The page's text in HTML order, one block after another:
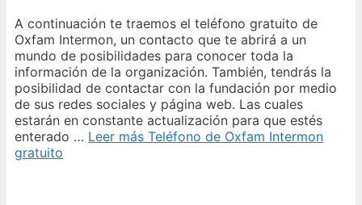
A continuación te traemos el teléfono gratuito de
Oxfam Intermon, un contacto que te abrirá a un
mundo de posibilidades para conocer toda la
información de la organización. También, tendrás la
posibilidad de contactar con la fundación por medio
de sus redes sociales y página web. Las cuales
estarán en constante actualización para que estés
enterado … Leer más Teléfono de Oxfam Intermon
gratuito